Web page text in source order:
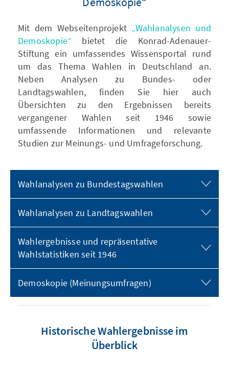
Mit dem Webseitenprojekt „Wahlanalysen und
Demoskopie“ bietet die Konrad-Adenauer-
Stiftung ein umfassendes Wissensportal rund
um das Thema Wahlen in Deutschland an.
Neben Analysen zu Bundes- oder
Landtagswahlen, finden Sie hier auch
Übersichten zu den Ergebnissen bereits
vergangener Wahlen seit 1946 sowie
umfassende Informationen und relevante
Studien zur Meinungs- und Umfrageforschung.
Wahlanalysen zu Bundestagswahlen
Wahlanalysen zu Landtagswahlen
Wahlergebnisse und repräsentative
Wahlstatistiken seit 1946
Demoskopie (Meinungsumfragen)
Historische Wahlergebnisse im
Überblick